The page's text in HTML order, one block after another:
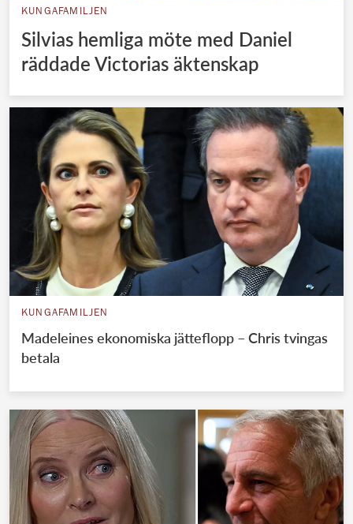
KUNGAFAMILJEN
Silvias hemliga möte med Daniel
räddade Victorias äktenskap
KUNGAFAMILJEN
Madeleines ekonomiska jätteflopp – Chris tvingas
betala